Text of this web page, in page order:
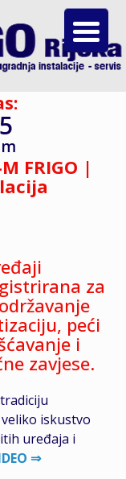
FRIGO |
za
peći
i
zavjese.
iskustvo
uređaja i
⇒